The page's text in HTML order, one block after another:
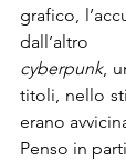
grafico,
cyberpunk,
titoli, nello
erano
Penso in